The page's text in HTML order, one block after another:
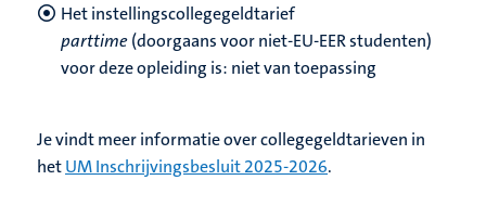
Het instellingscollegegeldtarief
parttime(doorgaans voor niet-EU-EER studenten)
voor deze opleiding is: niet van toepassing
Je vindt meer informatie over collegegeldtarieven in
hetUM Inschrijvingsbesluit 2025-2026.